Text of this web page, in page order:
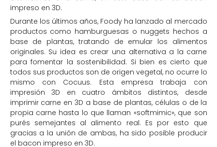
impreso en 3D.
Durante los últimos años, Foody ha lanzado al mercado
productos como hamburguesas o nuggets hechos a
base de plantas, tratando de emular los alimentos
originales. Su idea es crear una alternativa a la carne
para fomentar la sostenibilidad. Si bien es cierto que
todos sus productos son de origen vegetal, no ocurre lo
mismo con Cocuus. Esta empresa trabaja con
impresión 3D en cuatro ámbitos distintos, desde
imprimir carne en 3D a base de plantas, células o de la
propia carne hasta lo que llaman «softmimic», que son
purés semejantes al alimento real. Es por esto que
gracias a la unión de ambas, ha sido posible producir
el bacon impreso en 3D.